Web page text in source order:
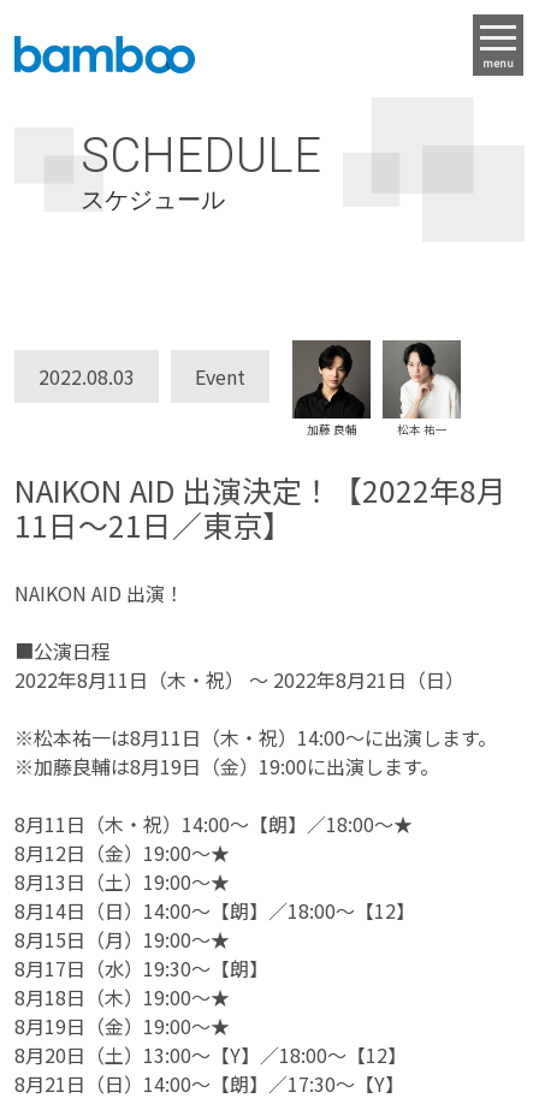
menu
SCHEDULE
スケジュール
2022.08.03 Event
加藤 良輔 松本 祐一
NAIKON AID 出演決定！【2022年8月
11日〜21日／東京】
NAIKON AID 出演！
■公演日程
2022年8月11日（木・祝） ～ 2022年8月21日（日）
※松本祐一は8月11日（木・祝）14:00～に出演します。
※加藤良輔は8月19日（金）19:00に出演します。
8月11日（木・祝）14:00～【朗】／18:00～★
8月12日（金）19:00～★
8月13日（土）19:00～★
8月14日（日）14:00～【朗】／18:00～【12】
8月15日（月）19:00～★
8月17日（水）19:30～【朗】
8月18日（木）19:00～★
8月19日（金）19:00～★
8月20日（土）13:00～【Y】／18:00～【12】
8月21日（日）14:00～【朗】／17:30～【Y】